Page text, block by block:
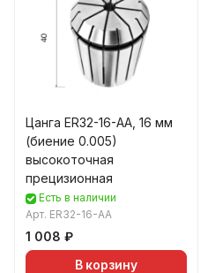
Цанга ER32-16-AA, 16 мм
(биение 0.005)
высокоточная
прецизионная
Есть в наличии
Арт. ER32-16-AA
1 008 ₽
В корзину